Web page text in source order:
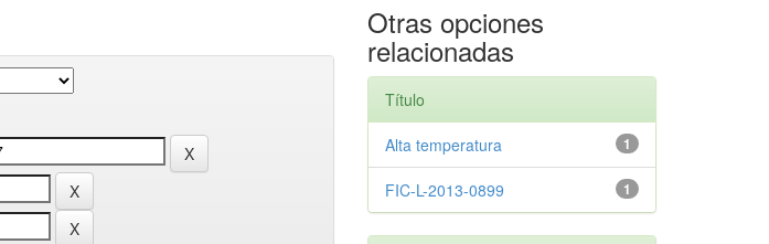
Otras opciones
relacionadas
Título
1
Alta temperatura
1
FIC-L-2013-0899